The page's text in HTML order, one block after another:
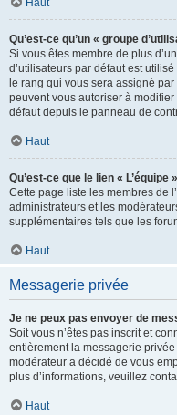
Haut
Qu’est-ce qu’un « groupe
Si vous êtes membre de plus
d’utilisateurs par défaut est
le rang qui vous sera assigné
peuvent vous autoriser à
défaut depuis le panneau de
Haut
Qu’est-ce que le lien « L’équipe
Cette page liste les membres de
administrateurs et les
supplémentaires tels que les
Haut
Messagerie privée
Je ne peux pas envoyer de
Soit vous n’êtes pas inscrit et
entièrement la messagerie
modérateur a décidé de vous
plus d’informations, veuillez
Haut